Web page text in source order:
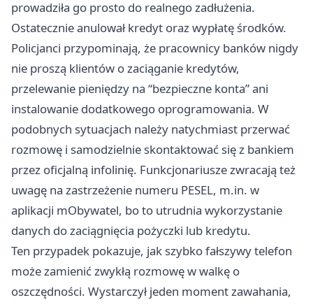
prowadziła go prosto do realnego zadłużenia.
Ostatecznie anulował kredyt oraz wypłatę środków.
Policjanci przypominają, że pracownicy banków nigdy
nie proszą klientów o zaciąganie kredytów,
przelewanie pieniędzy na “bezpieczne konta” ani
instalowanie dodatkowego oprogramowania. W
podobnych sytuacjach należy natychmiast przerwać
rozmowę i samodzielnie skontaktować się z bankiem
przez oficjalną infolinię. Funkcjonariusze zwracają też
uwagę na zastrzeżenie numeru PESEL, m.in. w
aplikacji mObywatel, bo to utrudnia wykorzystanie
danych do zaciągnięcia pożyczki lub kredytu.
Ten przypadek pokazuje, jak szybko fałszywy telefon
może zamienić zwykłą rozmowę w walkę o
oszczędności. Wystarczył jeden moment zawahania,